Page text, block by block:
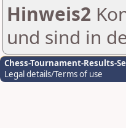
Hinweis2
und sind in
Chess-Tournament-Results-
Legal details/Terms of use